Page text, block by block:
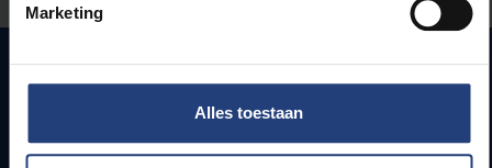
Marketing
Alles toestaan